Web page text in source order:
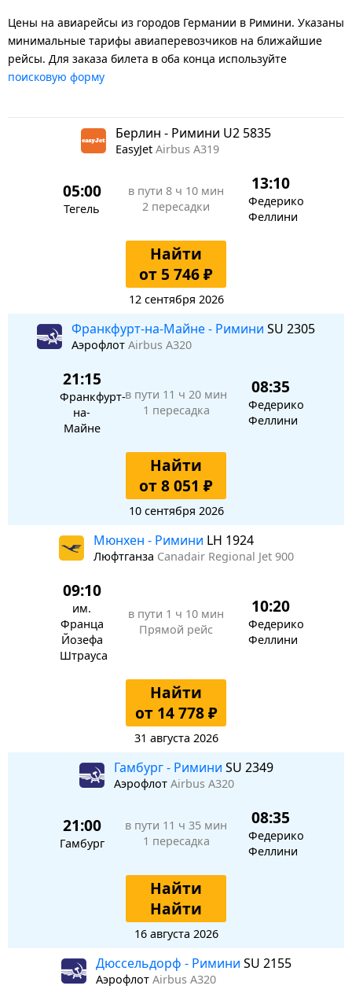
Цены на авиарейсы из городов Германии в Римини. Указаны
минимальные тарифы авиаперевозчиков на ближайшие
рейсы. Для заказа билета в оба конца используйте
поисковую форму
Берлин - Римини U2 5835
EasyJet Airbus A319
05:00
Тегель
в пути 8 ч 10 мин
2 пересадки
13:10
Федерико
Феллини
Найти
от 5 746 ₽
12 сентября 2026
Франкфурт-на-Майне - Римини SU 2305
Аэрофлот Airbus A320
21:15
Франкфурт-
на-
Майне
в пути 11 ч 20 мин
1 пересадка
08:35
Федерико
Феллини
Найти
от 8 051 ₽
10 сентября 2026
Мюнхен - Римини LH 1924
Люфтганза Canadair Regional Jet 900
09:10
им.
Франца
Йозефа
Штрауса
в пути 1 ч 10 мин
Прямой рейс
10:20
Федерико
Феллини
Найти
от 14 778 ₽
31 августа 2026
Гамбург - Римини SU 2349
Аэрофлот Airbus A320
21:00
Гамбург
в пути 11 ч 35 мин
1 пересадка
08:35
Федерико
Феллини
Найти
Найти
16 августа 2026
Дюссельдорф - Римини SU 2155
Аэрофлот Airbus A320